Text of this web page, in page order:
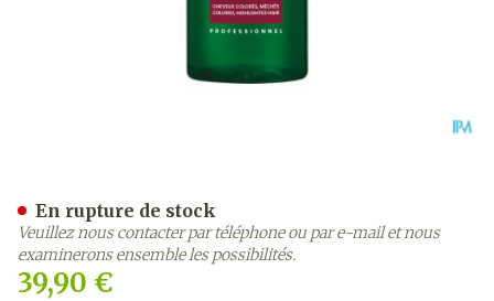
39,90 €
En rupture de stock
Veuillez nous contacter par téléphone ou par e-mail et nous
examinerons ensemble les possibilités.